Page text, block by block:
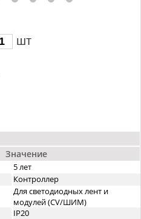
Значение
5 лет
Контроллер
Для светодиодных лент и
модулей (CV/ШИМ)
IP20
шт